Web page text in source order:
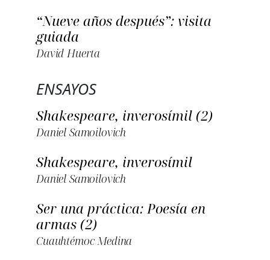
“Nueve años después”: visita
guiada
David Huerta
ENSAYOS
Shakespeare, inverosímil (2)
Daniel Samoilovich
Shakespeare, inverosímil
Daniel Samoilovich
Ser una práctica: Poesía en
armas (2)
Cuauhtémoc Medina